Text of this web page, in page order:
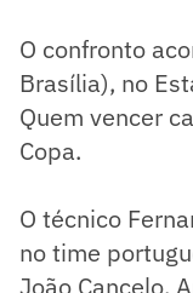
O confronto
Brasília), no
Quem vencer
Copa.
O técnico
no time